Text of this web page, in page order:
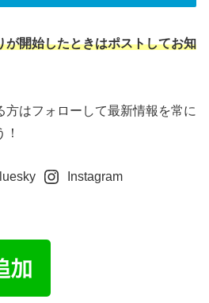
が開始したときはポストしてお知
方はフォローして最新情報を常に
Instagram